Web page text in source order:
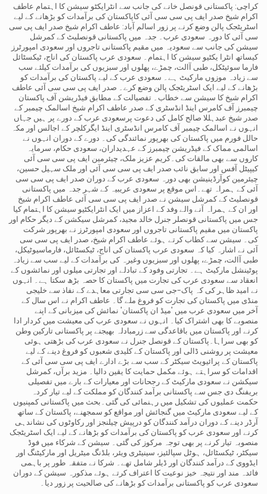
کراچی: پاکستانی قونصل خانے کی جانب سے انٹرایکٹو سیشن کا اہتمام عاطف
اکرام شیخ صدر ایف پی سی سی آئی کاپاکستان کی برآمدات کو بڑھانے کے لیے
اسٹریٹجک پالن وضع کرنے پر زور اسالم آباد: عاطف اکرام شیخ صدر ایف پی سی
سی آئی کا دورہ سعودی عرب۔ جدہ میں پاکستانی قونصلیٹ کے کمرشل
سیشن کی جانب سے سعودیہ میں مقیم پاکستانی تاجروں اور سعودی امپورٹرز
کیساتھ انٹرا یکٹیو سیشن کا اہتمام۔ سعودی عرب پاکستان کی اناج، ٹیکسٹائل
فارما سوئیٹکل، طبی آالت، چمڑے، پھلوں اور سبزیوں کی برآمدات کیلئے سب
سے زیادہ موزوں مارکیٹ ہے۔ سعودی عرب کے لیے پاکستان کی برآمدات کو
بڑھانے کے لیے ایک اسٹریٹجک پالن وضع کرے۔ صدر ایف پی سی سی آئی عاطف
اکرام شیخ کا سیشن سے خطاب۔ تفصیالت کے مطابق فیڈریشن آف پاکستان
چیمبرز آف کامرس اینڈ انڈسٹری کے صدر عاطف اکرام شیخ اسالمک چیمبر کے
صدر شیخ عبدہللا صالح کامل کی دعوت پرسعودی عرب کے دورے پر ہیں جہاں
انہوں نے اسالمک چیمبر آف کامرس انڈسٹری اینڈ ایگرکلچر کے اجالس اور مکہ
حالل فورم میں پاکستان کی بھرپور نمائندگی کی۔ دورے کے دوران انہوں نے
اسالمی مماک کے فیڈریشن چیمبرز کے عہدیداران، سعودی حکام، سرمایہ
کاروں سے بھی مالقات کی۔کریم عزیز ملک، چیئرمین ایف پی سی سی آئی
کیپیٹل آفس اور سابق نائب صدر ایف پی سی سی آئی اور ملک سہیل حسین،
چیئرمین کوآرڈینیشن بھی دورہ سعودی عرب کے دوران صدر ایف پی سی سی
آئی کے ہمراہ تھے۔اس موقع پر سعودی عریبیہ کے شہر جدہ میں پاکستانی
قونصلیٹ کے کمرشل سیشن نے صدر ایف پی سی سی آئی عاطف اکرام شیخ
اور ان کے ہمراہ آنے والے وفد کے اعزاز میں ایک انٹرایکٹیو سیشن کا اہتمام کیا
جس میں پاکستانی قونصلر جنرل خالد مجید، کمرشل سیکشن کے دیگر حکام اور
پاکستان میں مقیم پاکستانی تاجروں اور سعودی امپورٹرز نے بھرپور شرکت
کی۔ سیشن سے کطاب کرتے ہوئے عاطف اکرام شیخ، صدر ایف پی سی سی
آئی نے اشارہ کیا کہ سعودی عرب پاکستان کی اناج، ٹیکسٹائل، فارماسیوٹیکل،
طبی آالت، چمڑے، پھلوں اور سبزیوں وغیرہ کی برآمدات کے لیے سب سے زیادہ
پوٹینشل مارکیٹ ہے۔ تجارتی وفود کے تبادلے اور تجارتی میلوں اور نمائشوں کے
انعقاد سے سعودی عرب کی تجارت میں پاکستان کا حصہ بڑھ سکتا ہے۔ انہوں
نے امید ظاہر کی کہ پاک-جی سی سی تجارتی معاہدے کے نفاذ سے خلیجی
منڈی میں پاکستان کی تجارت کو فروغ ملے گا۔ عاطف اکرام نے اس سال کے
آخر میں سعودی عرب میں 'میڈ ان پاکستان' نمائش کی میزبانی کے اپنے
منصوبے کا بھی اشتراک کیا۔ انہوں نے سعودی عرب کی معیشت میں کردار ادا
کرنے اور پاکستان میں باقاعدگی سے زرمبادلہ بھیجنے پر پاکستانی تارکین وطن
کو بھی سراہا۔پاکستان کے قونصل جنرل نے سعودی عرب کی بڑھتی ہوئی
معیشت پر روشنی ڈالی اور پاکستان کے کلیدی شعبوں کو فروغ دینے کے لیے
پاکستان کے پرائیویٹ سیکٹر کے سب سے بڑے ادارے ایف پی سی سی آئی کے
اقدامات کو سراہتے ہوئے مکمل حمایت کا یقین دالیا۔ مزید برآں، کمرشل
سیکشن نے سعودی مارکیٹ کے رجحانات اور معیارات کے بارے میں تفصیلی
بریفنگ دی جس سے پاکستانی برآمد کنندگان کو مملکت کے لیے تیار کردہ
حکمت عملیوں کی تشکیل میں رہنمائی کی گئی۔بحث میں پاکستانی کمپنیوں
کے لیے سعودی مارکیٹ میں گنجائش اور مواقع کو سمجھنے، پاکستان کے ساتھ
آرڈر دینے کے دوران درآمد کنندگان کو درپیش چیلنجز اور رکاوٹوں کی نشاندہی
کرنے اور سعودی عرب کو پاکستان کی برآمدات کو بڑھانے کے لیے ایک اسٹریٹجک
منصوبہ تیار کرنے پر بھی توجہ مرکوز کی گئی۔ سیشن کے شرکاء میں فوڈ
سیکٹر، ٹیکسٹائل، ہوٹل سپالئیز، سینیٹری ویئر، بلڈنگ میٹریل اور مارکیٹنگ اور
ایڈووی کے درآمد کنندگان اور ڈیلر شامل تھے۔ شرکا نے متفقہ طور پر باہمی
فائدہ مند اور نتیجہ خیز نوعیت کا اعتراف کرتے ہوئے مذکورہ سیشن کے دوران
سعودی عرب کو پاکستانی برآمدات کو بڑھانے کی صالحیت پر زور دیا۔